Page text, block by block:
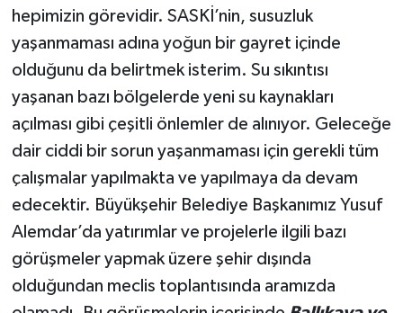
hepimizin görevidir. SASKİ’nin, susuzluk
yaşanmaması adına yoğun bir gayret içinde
olduğunu da belirtmek isterim. Su sıkıntısı
yaşanan bazı bölgelerde yeni su kaynakları
açılması gibi çeşitli önlemler de alınıyor. Geleceğe
dair ciddi bir sorun yaşanmaması için gerekli tüm
çalışmalar yapılmakta ve yapılmaya da devam
edecektir. Büyükşehir Belediye Başkanımız Yusuf
Alemdar’da yatırımlar ve projelerle ilgili bazı
görüşmeler yapmak üzere şehir dışında
olduğundan meclis toplantısında aramızda